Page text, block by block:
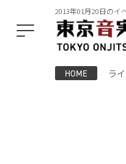
2013年01月20日のイ
HOME ラ